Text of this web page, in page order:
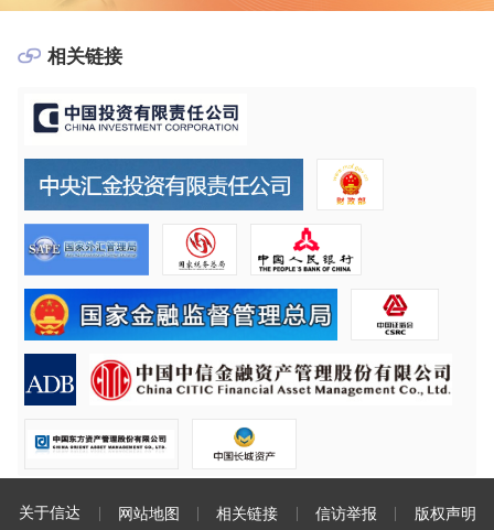
相关链接
关于信达 网站地图 相关链接 信访举报 版权声明